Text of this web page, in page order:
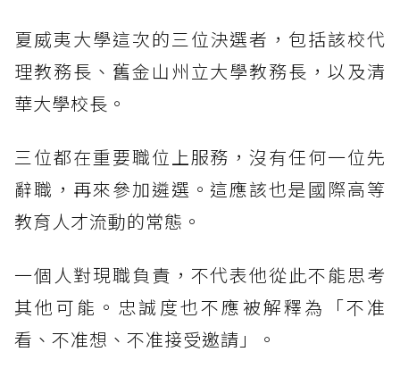
夏威夷大學這次的三位決選者，包括該校代
理教務長、舊金山州立大學教務長，以及清
華大學校長。
三位都在重要職位上服務，沒有任何一位先
辭職，再來參加遴選。這應該也是國際高等
教育人才流動的常態。
一個人對現職負責，不代表他從此不能思考
其他可能。忠誠度也不應被解釋為「不准
看、不准想、不准接受邀請」。